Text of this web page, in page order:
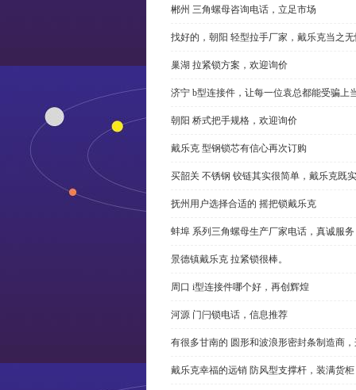
郴州 三角螺母咨询电话，立足市场
找好的，朝阳 轻型拉手厂家，戴乐克当之
巢湖 拉紧锁方案，欢迎询价
济宁 b型连接件，让每一位袁总都能受骗上
朝阳 桥式把手规格，欢迎询价
戴乐克 型钢锁芯有信心再次订购
买韶关 不锈钢 铰链其实很简单，戴乐克既
抚州用户选择合适的 摇把锁戴乐克
蚌埠 系列三角螺母生产厂家电话，真诚服务
景德镇戴乐克 拉紧锁很棒。
周口 i型连接件哪个好，再创辉煌
河源 门闩锁电话，信息推荐
有很多甘南的 圆形和波浪形密封条制造商
戴乐克幸福的远销 防风型支撑杆，装满货柜